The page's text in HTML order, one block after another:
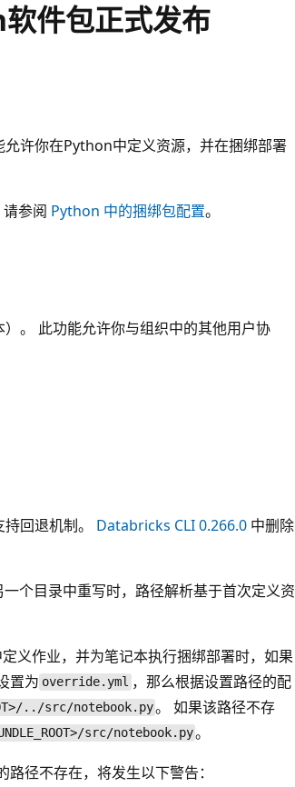
件包正式发布
许你在Python中定义资源，并在捆绑部署
参阅 Python 中的捆绑包配置。
。 此功能允许你与组织中的其他用户协
回退机制。 Databricks CLI 0.266.0 中删除
个目录中重写时，路径解析基于首次定义资
定义作业，并为笔记本执行捆绑部署时，如果
置为 override.yml ，那么根据设置路径的配
../src/notebook.py。 如果该路径不存
src/notebook.py。
径不存在，将发生以下警告：